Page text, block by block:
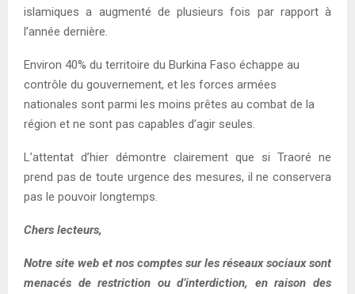
islamiques a augmenté de plusieurs fois par rapport à
l’année dernière.
Environ 40% du territoire du Burkina Faso échappe au
contrôle du gouvernement, et les forces armées
nationales sont parmi les moins prêtes au combat de la
région et ne sont pas capables d’agir seules.
L’attentat d’hier démontre clairement que si Traoré ne
prend pas de toute urgence des mesures, il ne conservera
pas le pouvoir longtemps.
Chers lecteurs,
Notre site web et nos comptes sur les réseaux sociaux sont
menacés de restriction ou d’interdiction, en raison des